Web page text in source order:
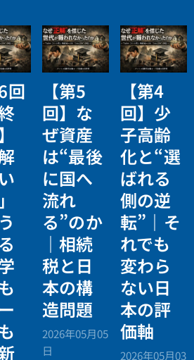
回
【第5
回】な
ぜ資産
は“最後
に国へ
流れ
る”のか
｜相続
税と日
本の構
造問題
2026年05月05
日
【第4
回】少
子高齢
化と“選
ばれる
側の逆
転”｜そ
れでも
変わら
ない日
本の評
価軸
2026年05月03